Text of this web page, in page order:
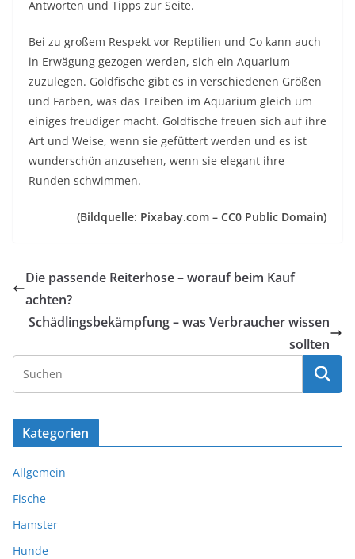
Antworten und Tipps zur Seite.
Bei zu großem Respekt vor Reptilien und Co kann auch
in Erwägung gezogen werden, sich ein Aquarium
zuzulegen. Goldfische gibt es in verschiedenen Größen
und Farben, was das Treiben im Aquarium gleich um
einiges freudiger macht. Goldfische freuen sich auf ihre
Art und Weise, wenn sie gefüttert werden und es ist
wunderschön anzusehen, wenn sie elegant ihre
Runden schwimmen.
(Bildquelle: Pixabay.com – CC0 Public Domain)
Die passende Reiterhose – worauf beim Kauf
achten?
Schädlingsbekämpfung – was Verbraucher wissen
sollten
Kategorien
Allgemein
Fische
Hamster
Hunde